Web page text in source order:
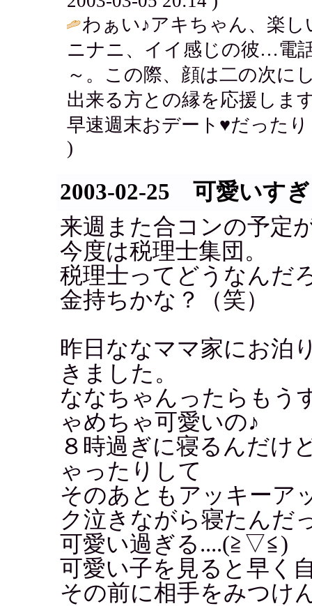
わぁい♪アキちゃん、楽
ニナニ、イイ感じの彼…電
～。この際、顔は二の次に
出来る方との縁を応援しま
早速週末おデート♥だった
)
2003-02-25 可愛いす
来週また合コンの予定
今度は税理士集団。
税理士ってどうなんだ
金持ちかな？（笑）
昨日ななママ家にお泊
きました。
ななちゃんったらもう
ゃめちゃ可愛いの♪
８時過ぎに寝るんだけ
ゃったりして
そのあともアッキーア
ク泣きながら寝たんだ
可愛い過ぎる....(≧▽≦)
可愛い子を見ると早く
その前に相手をみつけ